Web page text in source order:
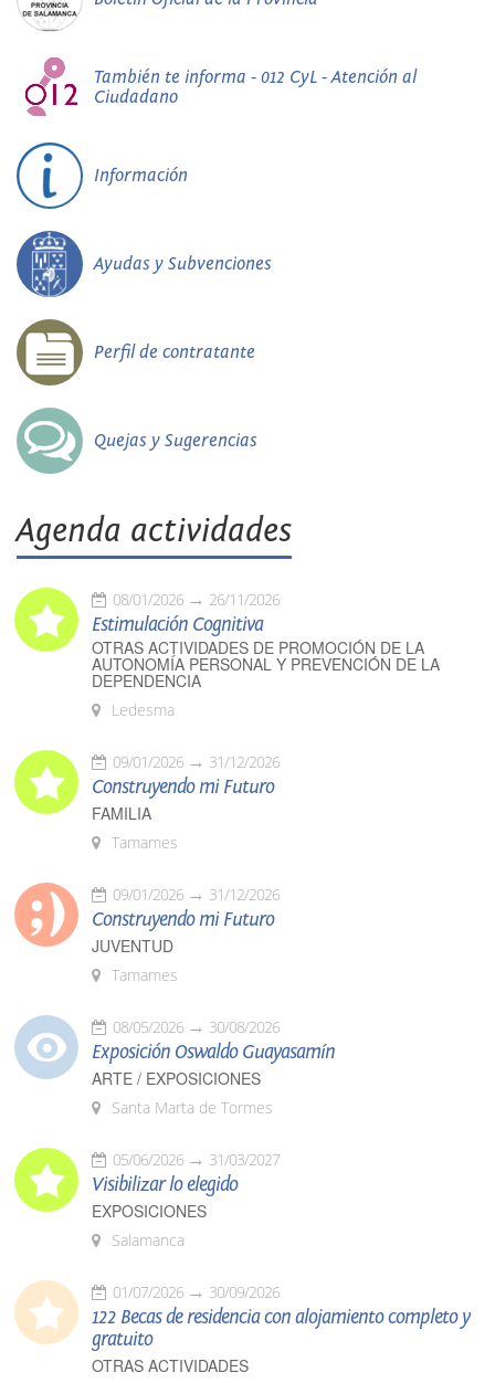
También te informa - 012 CyL - Atención al
Ciudadano
Información
Ayudas y Subvenciones
Perfil de contratante
Quejas y Sugerencias
Agenda actividades
08/01/2026 26/11/2026
Estimulación Cognitiva
OTRAS ACTIVIDADES DE PROMOCIÓN DE LA
AUTONOMÍA PERSONAL Y PREVENCIÓN DE LA
DEPENDENCIA
Ledesma
09/01/2026 31/12/2026
Construyendo mi Futuro
FAMILIA
Tamames
09/01/2026 31/12/2026
Construyendo mi Futuro
JUVENTUD
Tamames
08/05/2026 30/08/2026
Exposición Oswaldo Guayasamín
ARTE / EXPOSICIONES
Santa Marta de Tormes
05/06/2026 31/03/2027
Visibilizar lo elegido
EXPOSICIONES
Salamanca
01/07/2026 30/09/2026
122 Becas de residencia con alojamiento completo y
gratuito
OTRAS ACTIVIDADES